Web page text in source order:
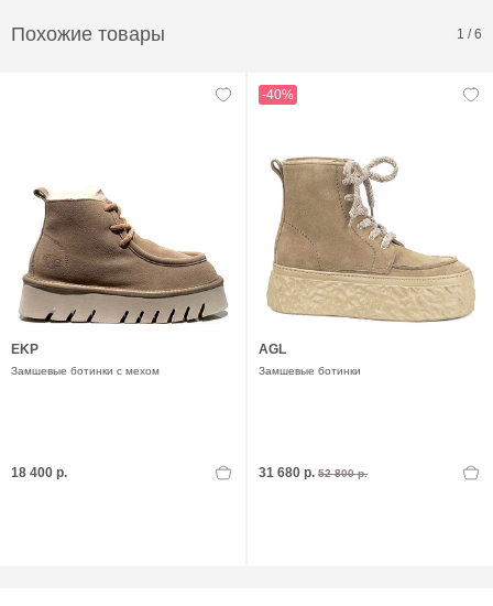
Похожие товары 1 /6
EKP
Замшевые ботинки с мехом
18 400 р.
-40%
AGL
Замшевые ботинки
31 680 р. 52 800 р.